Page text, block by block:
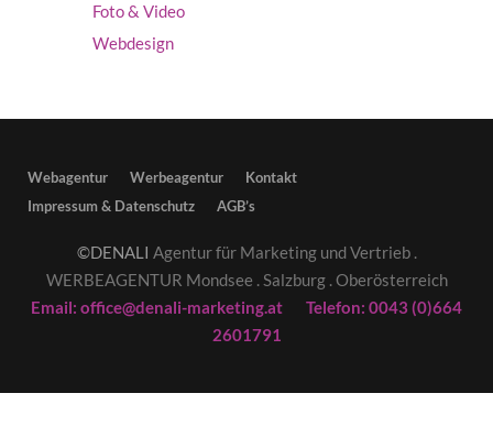
Foto & Video
Webdesign
Webagentur Werbeagentur
Kontakt
Impressum & Datenschutz
AGB’s
©DENALI Agentur für Marketing und Vertrieb .
WERBEAGENTUR Mondsee . Salzburg . Oberösterreich
Email: office@denali-marketing.at Telefon: 0043 (0)664
2601791